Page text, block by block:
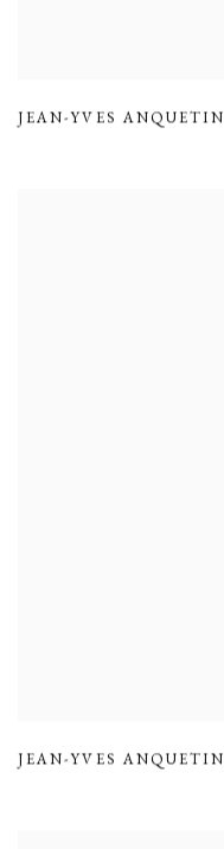
JEAN-YVES ANQUETIN
JEAN-YVES ANQUETIN